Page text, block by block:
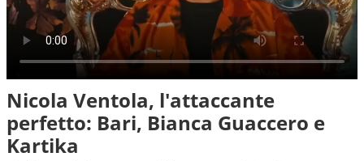
Nicola Ventola, l'attaccante
perfetto: Bari, Bianca Guaccero e
Kartika